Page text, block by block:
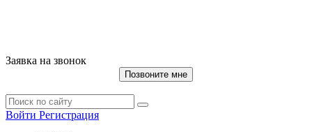
Заявка на звонок
Позвоните мне
Войти Регистрация